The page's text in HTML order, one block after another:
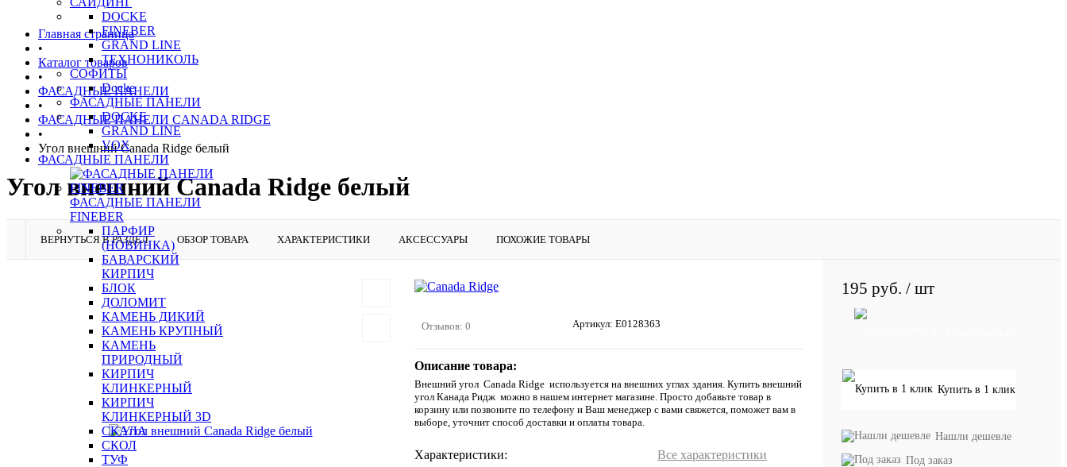
DOCKE
FINEBER
GRAND LINE
ТЕХНОНИКОЛЬ
СОФИТЫ
Docke
ФАСАДНЫЕ ПАНЕЛИ
DOCKE
GRAND LINE
VOX
ФАСАДНЫЕ ПАНЕЛИ
ФАСАДНЫЕ ПАНЕЛИ
FINEBER
ПАРФИР
(НОВИНКА)
БАВАРСКИЙ
КИРПИЧ
БЛОК
ДОЛОМИТ
КАМЕНЬ ДИКИЙ
КАМЕНЬ КРУПНЫЙ
КАМЕНЬ
ПРИРОДНЫЙ
КИРПИЧ
КЛИНКЕРНЫЙ
КИРПИЧ
КЛИНКЕРНЫЙ 3D
СКАЛА
СКОЛ
ТУФ
Главная страница
•
Каталог товаров
•
ФАСАДНЫЕ ПАНЕЛИ
•
ФАСАДНЫЕ ПАНЕЛИ CANADA RIDGE
•
Угол внешний Canada Ridge белый
Угол внешний Canada Ridge белый
ВЕРНУТЬСЯ В РАЗДЕЛ ОБЗОР ТОВАРА ХАРАКТЕРИСТИКИ АКСЕССУАРЫ ПОХОЖИЕ ТОВАРЫ
Отзывов: 0 Артикул: E0128363
Описание товара:
Внешний угол Canada Ridge используется на внешних углах здания. Купить внешний
угол Канада Ридж можно в нашем интернет магазине. Просто добавьте товар в
корзину или позвоните по телефону и Ваш менеджер с вами свяжется, поможет вам в
выборе, уточнит способ доставки и оплаты товара.
Характеристики: Все характеристики
195 руб. / шт
Купить в 1 клик
Нашли дешевле
Под заказ